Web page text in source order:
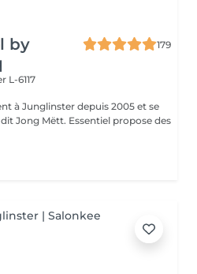
by
179
L-6117
à Junglinster depuis 2005 et se
propose des